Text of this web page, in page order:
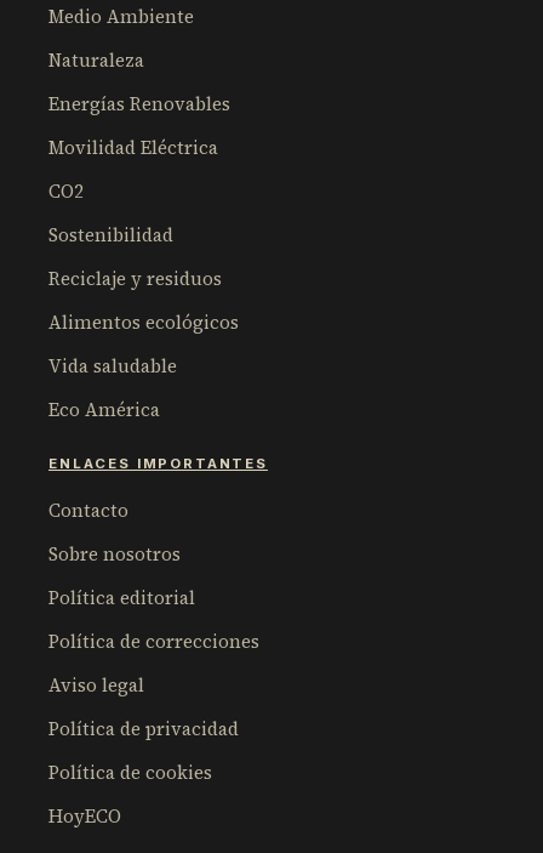
Medio Ambiente
Naturaleza
Energías Renovables
Movilidad Eléctrica
CO2
Sostenibilidad
Reciclaje y residuos
Alimentos ecológicos
Vida saludable
Eco América
ENLACES IMPORTANTES
Contacto
Sobre nosotros
Política editorial
Política de correcciones
Aviso legal
Política de privacidad
Política de cookies
HoyECO